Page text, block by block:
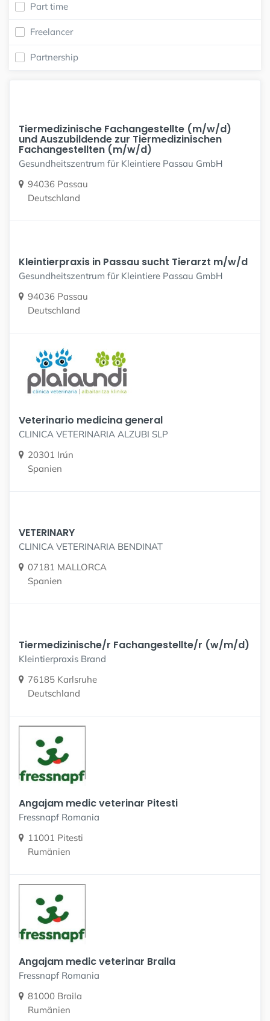
Part time
Freelancer
Partnership
Tiermedizinische Fachangestellte (m/w/d)
und Auszubildende zur Tiermedizinischen
Fachangestellten (m/w/d)
Gesundheitszentrum für Kleintiere Passau GmbH
94036 Passau
Deutschland
Kleintierpraxis in Passau sucht Tierarzt m/w/d
Gesundheitszentrum für Kleintiere Passau GmbH
94036 Passau
Deutschland
Veterinario medicina general
CLINICA VETERINARIA ALZUBI SLP
20301 Irún
Spanien
VETERINARY
CLINICA VETERINARIA BENDINAT
07181 MALLORCA
Spanien
Tiermedizinische/r Fachangestellte/r (w/m/d)
Kleintierpraxis Brand
76185 Karlsruhe
Deutschland
Angajam medic veterinar Pitesti
Fressnapf Romania
11001 Pitesti
Rumänien
Angajam medic veterinar Braila
Fressnapf Romania
81000 Braila
Rumänien